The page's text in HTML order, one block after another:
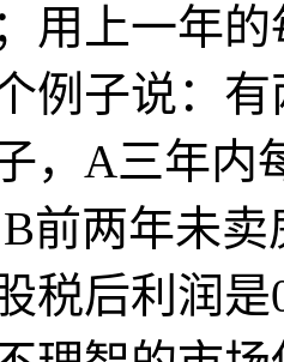
用上一年
例子说：
， A三年内
B前两年未
税后利润是